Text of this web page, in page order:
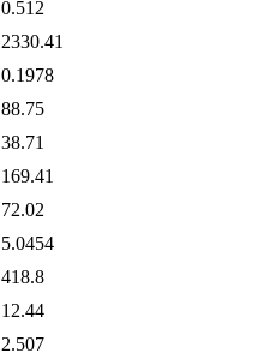
0.512
2330.41
0.1978
88.75
38.71
169.41
72.02
5.0454
418.8
12.44
2.507